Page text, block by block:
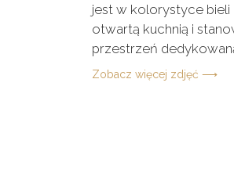
jest w kolorystyce bieli
otwartą kuchnią i
przestrzeń
Zobacz więcej zdjęć ⟶